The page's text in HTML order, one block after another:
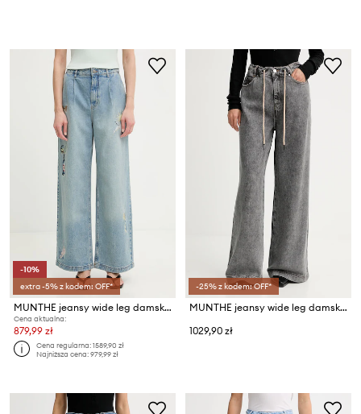
-10%
extra -5% z kodem: OFF*
MUNTHE jeansy wide leg damskie BRALI
Cena aktualna:
879,99 zł
Cena regularna:1589,90 zł
Najniższa cena:979,99 zł
-25% z kodem: OFF*
MUNTHE jeansy wide leg damskie OBEY
1029,90 zł